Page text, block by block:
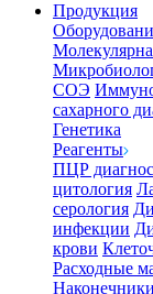
Продукция
СОЭ
сахарного
Генетика
Реагенты
ПЦР
цитология
серология
инфекции
крови
Расходные